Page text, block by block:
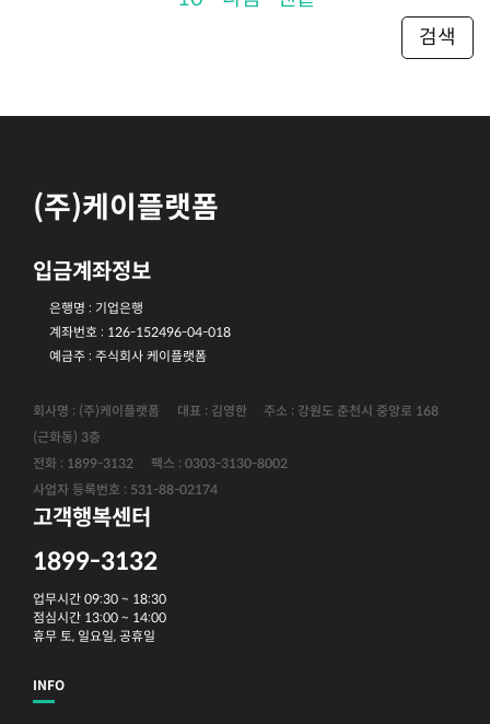
검색
(주)케이플랫폼
입금계좌정보
은행명 : 기업은행
계좌번호 : 126-152496-04-018
예금주 : 주식회사 케이플랫폼
회사명 : (주)케이플랫폼 대표 : 김영한
주소 : 강원도 춘천시 중앙로 168
(근화동) 3층
전화 : 1899-3132
팩스 : 0303-3130-8002
사업자 등록번호 : 531-88-02174
고객행복센터
1899-3132
업무시간 09:30 ~ 18:30
점심시간 13:00 ~ 14:00
휴무 토, 일요일, 공휴일
INFO